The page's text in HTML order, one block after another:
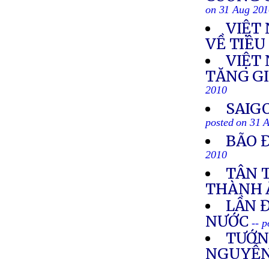
on 31 Aug
VIỆT
VỀ
VIỆT
TĂNG
2010
posted on 31
BÃO
2010
TÂN
THÀNH
LẦN
NƯỚC --